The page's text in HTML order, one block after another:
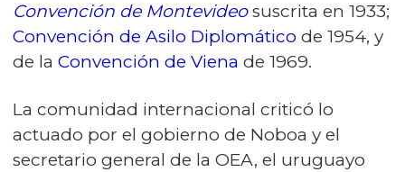
Convención de Montevideosuscrita en 1933;
Convención de Asilo Diplomático de 1954, y
de la Convención de Viena de 1969.
La comunidad internacional criticó lo
actuado por el gobierno de Noboa y el
secretario general de la OEA, el uruguayo